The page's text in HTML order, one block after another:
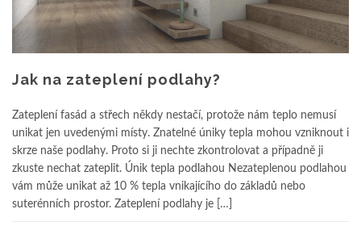
Jak na zateplení podlahy?
Zateplení fasád a střech někdy nestačí, protože nám teplo nemusí
unikat jen uvedenými místy. Znatelné úniky tepla mohou vzniknout i
skrze naše podlahy. Proto si ji nechte zkontrolovat a případně ji
zkuste nechat zateplit. Únik tepla podlahou Nezateplenou podlahou
vám může unikat až 10 % tepla vnikajícího do základů nebo
suterénních prostor. Zateplení podlahy je […]